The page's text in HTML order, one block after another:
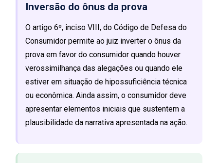
Inversão do ônus da prova
O artigo 6º, inciso VIII, do Código de Defesa do
Consumidor permite ao juiz inverter o ônus da
prova em favor do consumidor quando houver
verossimilhança das alegações ou quando ele
estiver em situação de hipossuficiência técnica
ou econômica. Ainda assim, o consumidor deve
apresentar elementos iniciais que sustentem a
plausibilidade da narrativa apresentada na ação.